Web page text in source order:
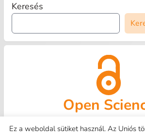
Keresés
Open
Ez a weboldal sütiket használ. Az Uniós